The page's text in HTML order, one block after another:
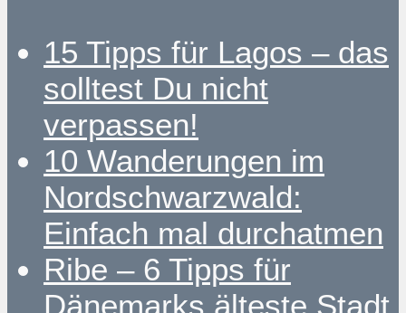
15 Tipps für Lagos – das
solltest Du nicht
verpassen!
10 Wanderungen im
Nordschwarzwald:
Einfach mal durchatmen
Ribe – 6 Tipps für
Dänemarks älteste Stadt